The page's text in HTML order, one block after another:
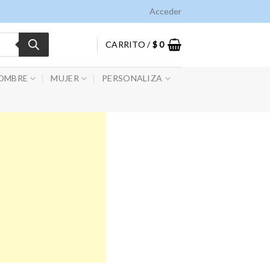
Acceder
CARRITO /$0
MUJER PERSONALIZA